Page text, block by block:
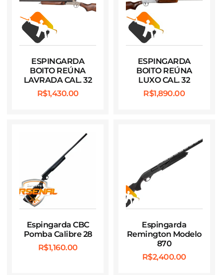
ESPINGARDA
BOITO REÚNA
LAVRADA CAL. 32
R$1,430.00
ESPINGARDA
BOITO REÚNA
LUXO CAL. 32
R$1,890.00
Espingarda CBC
Pomba Calibre 28
R$1,160.00
Espingarda
Remington Modelo
870
R$2,400.00